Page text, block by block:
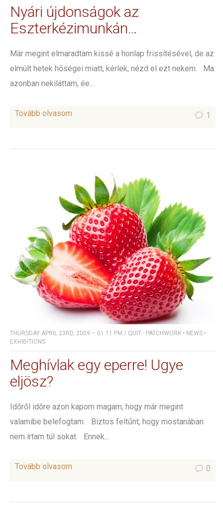
Nyári újdonságok az
Eszterkézimunkán…
Már megint elmaradtam kissé a honlap frissítésével, de az
elmúlt hetek hőségei miatt, kérlek, nézd el ezt nekem. Ma
azonban nekiláttam, ée...
Tovább olvasom 1
THURSDAY APRIL 23RD, 2009 – 01:11 PM / QUIT - PATCHWORK • NEWS •
EXHIBITIONS
Meghívlak egy eperre! Ugye
eljösz?
Időről időre azon kapom magam, hogy már megint
valamibe belefogtam. Biztos feltűnt, hogy mostanában
nem írtam túl sokat. Ennek...
Tovább olvasom 0